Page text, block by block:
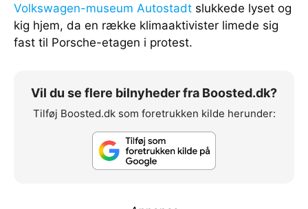
Volkswagen-museum Autostadt slukkede lyset og
kig hjem, da en række klimaaktivister limede sig
fast til Porsche-etagen i protest.
Vil du se flere bilnyheder fra Boosted.dk?
Tilføj Boosted.dk som foretrukken kilde herunder: